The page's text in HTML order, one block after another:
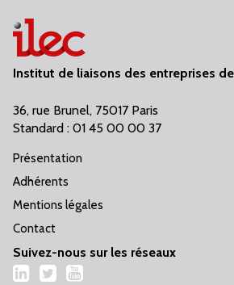
Institut de liaisons des entreprises
36, rue Brunel, 75017 Paris
Standard : 01 45 00 00 37
Présentation
Adhérents
Mentions légales
Contact
Suivez-nous sur les réseaux
LinkedIn
TwitterYouTube